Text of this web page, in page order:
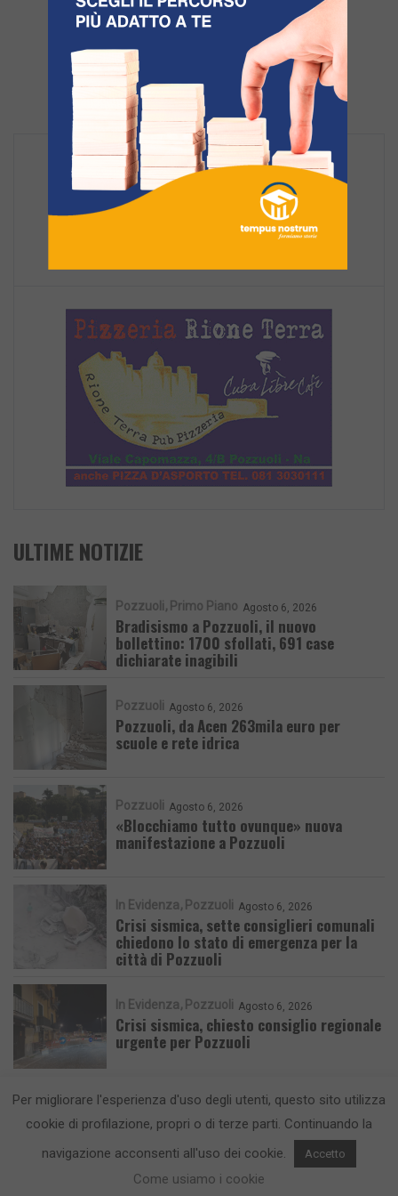
ULTIME NOTIZIE
Pozzuoli Primo Piano Agosto 6, 2026
Bradisismo a Pozzuoli, il nuovo
bollettino: 1700 sfollati, 691 case
dichiarate inagibili
Pozzuoli Agosto 6, 2026
Pozzuoli, da Acen 263mila euro per
scuole e rete idrica
Pozzuoli Agosto 6, 2026
«Blocchiamo tutto ovunque» nuova
manifestazione a Pozzuoli
In Evidenza Pozzuoli Agosto 6, 2026
Crisi sismica, sette consiglieri comunali
chiedono lo stato di emergenza per la
città di Pozzuoli
In Evidenza Pozzuoli Agosto 6, 2026
Crisi sismica, chiesto consiglio regionale
urgente per Pozzuoli
CronacaFlegrea testata giornalistica - aut. Tribunale di Napoli n. 34 del
23/05/2012.Info e Contatti
Per migliorare l'esperienza d'uso degli utenti, questo sito utilizza
cookie di profilazione, propri o di terze parti. Continuando la
navigazione acconsenti all'uso dei cookie.
Accetto
Come usiamo i cookie